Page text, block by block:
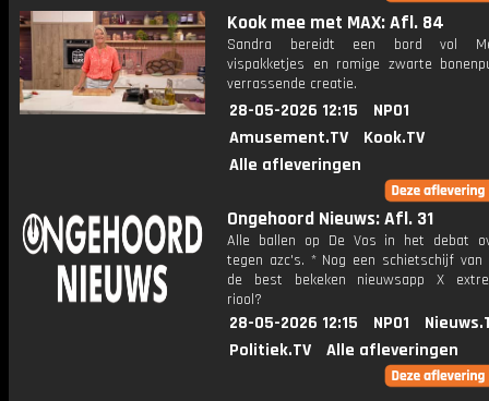
Kook mee met MAX: Afl. 84
Sandra bereidt een bord vol
vispakketjes en romige zwarte
verrassende creatie.
28-05-2026 12:15
NPO1
Amusement.TV
Kook.TV
Alle afleveringen
Ongehoord Nieuws: Afl. 31
Alle ballen op De Vos in het debat
tegen azc's. * Nog een schietschijf van
de best bekeken nieuwsapp X
riool?
28-05-2026 12:15 NPO1
Politiek.TV
Alle afleveringen